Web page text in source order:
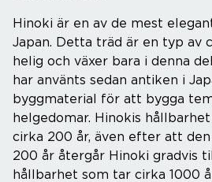
Hinoki är en av de mest
Japan. Detta träd är en typ av
helig och växer bara i denna
har använts sedan antiken i
byggmaterial för att bygga
helgedomar. Hinokis
cirka 200 år, även efter att
200 år återgår Hinoki gradvis
hållbarhet som tar cirka 1000